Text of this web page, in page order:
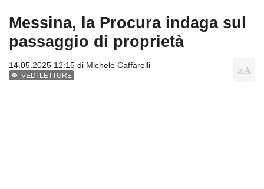
Messina, la Procura indaga sul
passaggio di proprietà
14.05.2025 12:15 di Michele Caffarelli
VEDI LETTURE